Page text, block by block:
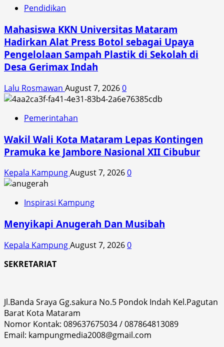
Pendidikan
Mahasiswa KKN Universitas Mataram
Hadirkan Alat Press Botol sebagai Upaya
Pengelolaan Sampah Plastik di Sekolah di
Desa Gerimax Indah
Lalu Rosmawan August 7, 20260
Pemerintahan
Wakil Wali Kota Mataram Lepas Kontingen
Pramuka ke Jambore Nasional XII Cibubur
Kepala KampungAugust 7, 20260
Inspirasi Kampung
Menyikapi Anugerah Dan Musibah
Kepala KampungAugust 7, 20260
SEKRETARIAT
Jl.Banda Sraya Gg.sakura No.5 Pondok Indah Kel.Pagutan
Barat Kota Mataram
Nomor Kontak: 089637675034 / 087864813089
Email: kampungmedia2008@gmail.com